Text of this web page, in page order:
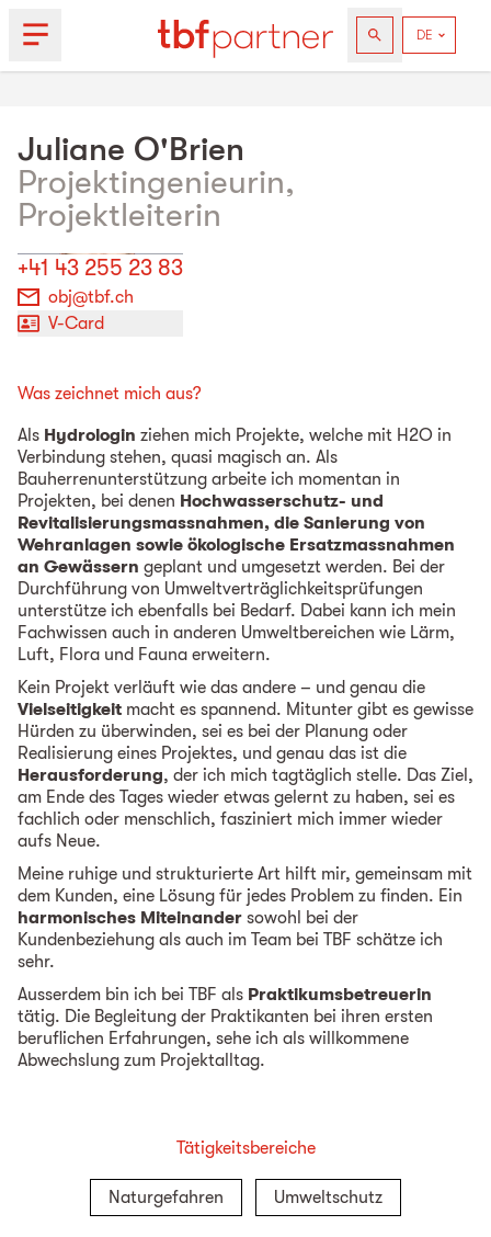
Juliane O'Brien
Projektingenieurin,
Projektleiterin
+41 43 255 23 83
obj@tbf.ch
V-Card
Was zeichnet mich aus?
Als Hydrologin ziehen mich Projekte, welche mit H2O in
Verbindung stehen, quasi magisch an. Als
Bauherrenunterstützung arbeite ich momentan in
Projekten, bei denen Hochwasserschutz- und
Revitalisierungsmassnahmen, die Sanierung von
Wehranlagen sowie ökologische Ersatzmassnahmen
an Gewässern geplant und umgesetzt werden. Bei der
Durchführung von Umweltverträglichkeitsprüfungen
unterstütze ich ebenfalls bei Bedarf. Dabei kann ich mein
Fachwissen auch in anderen Umweltbereichen wie Lärm,
Luft, Flora und Fauna erweitern.
Kein Projekt verläuft wie das andere – und genau die
Vielseitigkeit macht es spannend. Mitunter gibt es gewisse
Hürden zu überwinden, sei es bei der Planung oder
Realisierung eines Projektes, und genau das ist die
Herausforderung, der ich mich tagtäglich stelle. Das Ziel,
am Ende des Tages wieder etwas gelernt zu haben, sei es
fachlich oder menschlich, fasziniert mich immer wieder
aufs Neue.
Meine ruhige und strukturierte Art hilft mir, gemeinsam mit
dem Kunden, eine Lösung für jedes Problem zu finden. Ein
harmonisches Miteinander sowohl bei der
Kundenbeziehung als auch im Team bei TBF schätze ich
sehr.
Ausserdem bin ich bei TBF als Praktikumsbetreuerin
tätig. Die Begleitung der Praktikanten bei ihren ersten
beruflichen Erfahrungen, sehe ich als willkommene
Abwechslung zum Projektalltag.
Tätigkeitsbereiche
Naturgefahren Umweltschutz